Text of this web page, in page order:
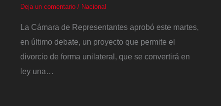
Deja un comentario / Nacional
La Cámara de Representantes aprobó este martes,
en último debate, un proyecto que permite el
divorcio de forma unilateral, que se convertirá en
ley una…